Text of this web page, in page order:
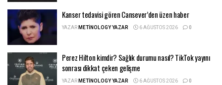
Kanser tedavisi gören Cansever’den üzen haber
YAZARMETINOLOGY YAZAR 6 AĞUSTOS 2026 0
Perez Hilton kimdir? Sağlık durumu nasıl? TikTok yayını
sonrası dikkat çeken gelişme
YAZARMETINOLOGY YAZAR 6 AĞUSTOS 2026 0